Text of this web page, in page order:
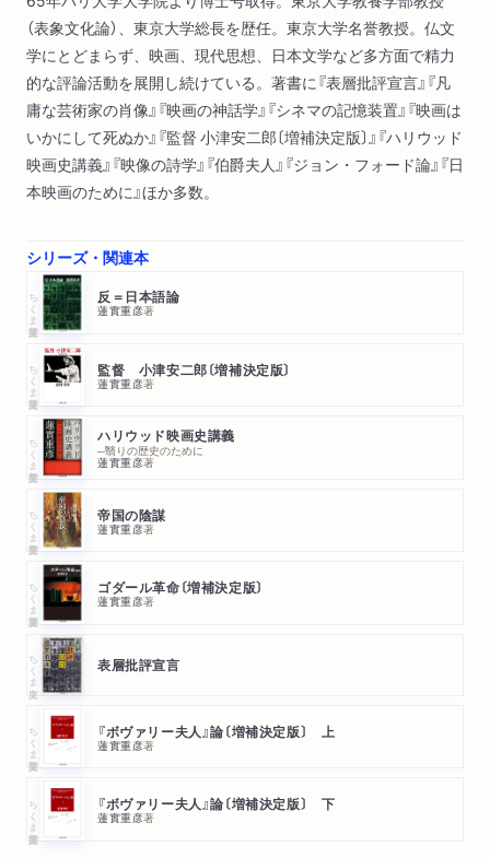
『奇跡』の奇跡 ドライヤーの場合）
シネアストたちの素顔（四の悲劇 ビートルズと映画
映画と色彩
触覚的体験としての批評
『ゴダール／映画史』を読む
シネアストたちの素顔）
若干の反＝理論的な考察（制度としての映画
映画と文学
物語、説話、そしてその言説
説話論的な知と映画的欲望）
（表象文化論）、東京大学総長を歴任。東京大学名誉教授。仏文
学にとどまらず、映画、現代思想、日本文学など多方面で精力
的な評論活動を展開し続けている。著書に『表層批評宣言』『凡
庸な芸術家の肖像』『映画の神話学』『シネマの記憶装置』『映画は
いかにして死ぬか』『監督 小津安二郎〔増補決定版〕』『ハリウッド
映画史講義』『映像の詩学』『伯爵夫人』『ジョン・フォード論』『日
本映画のために』ほか多数。
シリーズ・関連本
ちくま学芸文庫 反＝日本語論
蓮實重彦著
ちくま学芸文庫 監督 小津安二郎〔増補決定版〕
蓮實重彦著
ちくま学芸文庫 ハリウッド映画史講義
─翳りの歴史のために
蓮實重彦著
ちくま学芸文庫 帝国の陰謀
蓮實重彦著
ちくま学芸文庫 ゴダール革命〔増補決定版〕
蓮實重彦著
ちくま文庫 表層批評宣言
ちくま学芸文庫 『ボヴァリー夫人』論〔増補決定版〕 上
蓮實重彦著
ちくま学芸文庫 『ボヴァリー夫人』論〔増補決定版〕 下
蓮實重彦著